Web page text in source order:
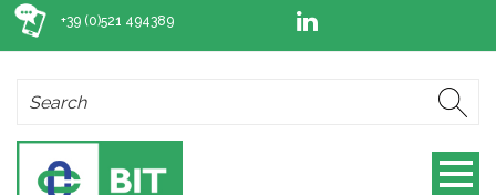
+39 (0)521 494389